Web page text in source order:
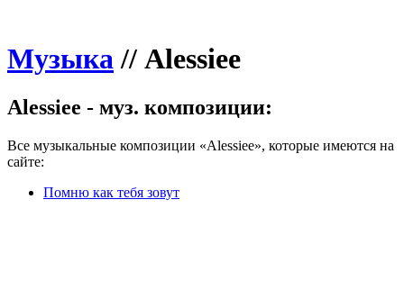
Музыка// Alessiee
Alessiee - муз. композиции:
Все музыкальные композиции «Alessiee», которые имеются на
сайте:
Помню как тебя зовут